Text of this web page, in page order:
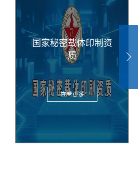
国军标质量管理体系
查看更多